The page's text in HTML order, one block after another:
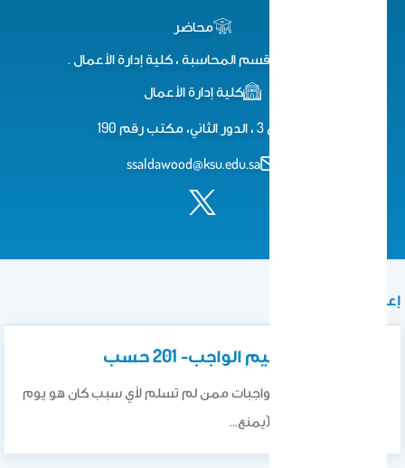
محاضر
محاضر ، قسم المحاسبة ، كلية إدارة الأعمال .
كلية إدارة الأعمال
مبنى 3 ، الدور الثاني، مكتب رقم 190
ssaldawood@ksu.edu.sa
إعلان
آخر موعد لتسليم الواجب- 201 حسب
آخر موعد لاستلام الواجبات ممن لم تسلم لأي سبب كان هو يوم